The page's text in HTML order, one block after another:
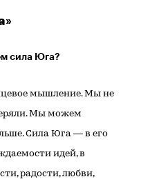
сила Юга?
мышление. Мы не
Мы можем
Сила Юга ― в его
идей, в
радости, любви,